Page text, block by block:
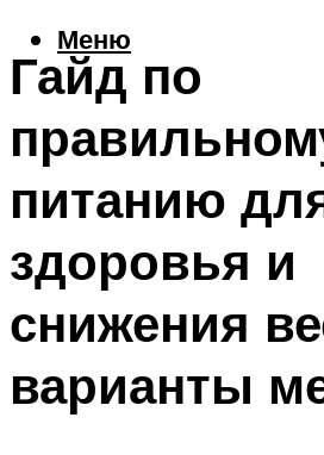
Меню
Гайд по
питанию
здоровья и
снижения
варианты